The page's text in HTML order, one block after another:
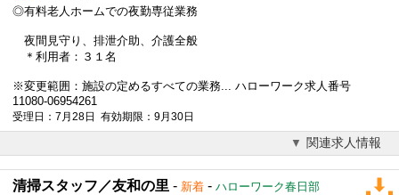
◎有料老人ホームでの夜勤専従業務
夜間見守り、排泄介助、介護全般
＊利用者：３１名
※変更範囲：施設の定めるすべての業務... ハローワーク求人番号
11080-06954261
受理日：7月28日 有効期限：9月30日
関連求人情報
清掃スタッフ／友和の里 - 新着 - ハローワーク春日部